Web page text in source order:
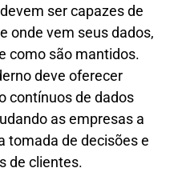
ser capazes de
onde vem seus dados,
como são mantidos.
deve oferecer
contínuos de dados
as empresas a
tomada de decisões e
de clientes.